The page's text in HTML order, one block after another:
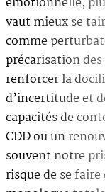
vaut mieux se
comme
précarisation
renforcer la
d’incertitude et
capacités de
CDD ou un
souvent notre
risque de se